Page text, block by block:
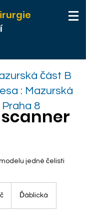
část B
: Mazurská
8
jedné čelisti
Ďáblická